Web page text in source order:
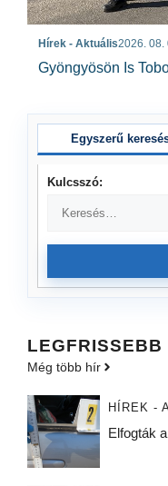
Hírek - Aktuális2026. 08.
Gyöngyösön Is
Egyszerű
Kulcsszó:
LEGFRISSEBB
Még több hír
HÍREK -
Elfogták